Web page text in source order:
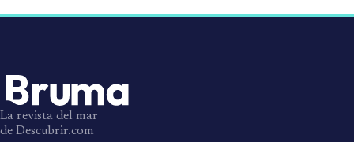
La revista del mar
de Descubrir.com